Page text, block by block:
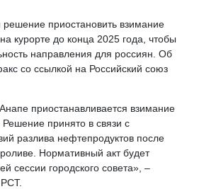
приостановить взимание
курорте до конца 2025 года, чтобы
направления для россиян. Об
со ссылкой на Российский союз
приостанавливается взимание
Решение принято в связи с
разлива нефтепродуктов после
Нормативный акт будет
сессии городского совета», –